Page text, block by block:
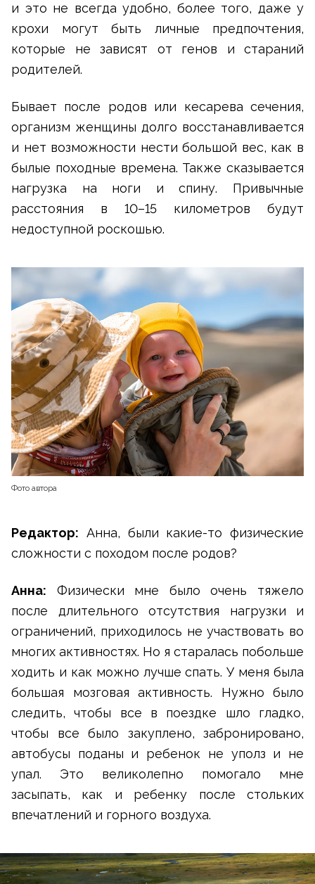
и это не всегда удобно, более того, даже у
крохи могут быть личные предпочтения,
которые не зависят от генов и стараний
родителей.
Бывает после родов или кесарева сечения,
организм женщины долго восстанавливается
и нет возможности нести большой вес, как в
былые походные времена. Также сказывается
нагрузка на ноги и спину. Привычные
расстояния в 10–15 километров будут
недоступной роскошью.
Фото автора
Редактор: Анна, были какие-то физические
сложности с походом после родов?
Анна: Физически мне было очень тяжело
после длительного отсутствия нагрузки и
ограничений, приходилось не участвовать во
многих активностях. Но я старалась побольше
ходить и как можно лучше спать. У меня была
большая мозговая активность. Нужно было
следить, чтобы все в поездке шло гладко,
чтобы все было закуплено, забронировано,
автобусы поданы и ребенок не уполз и не
упал. Это великолепно помогало мне
засыпать, как и ребенку после стольких
впечатлений и горного воздуха.